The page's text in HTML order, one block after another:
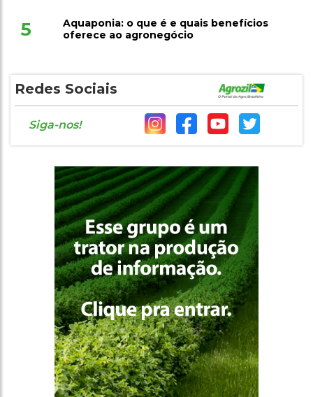
5
Aquaponia: o que é e quais benefícios
oferece ao agronegócio
Redes Sociais
Siga-nos!